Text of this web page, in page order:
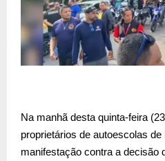
Na manhã desta quinta-feira
proprietários de autoescolas
manifestação contra a decisão